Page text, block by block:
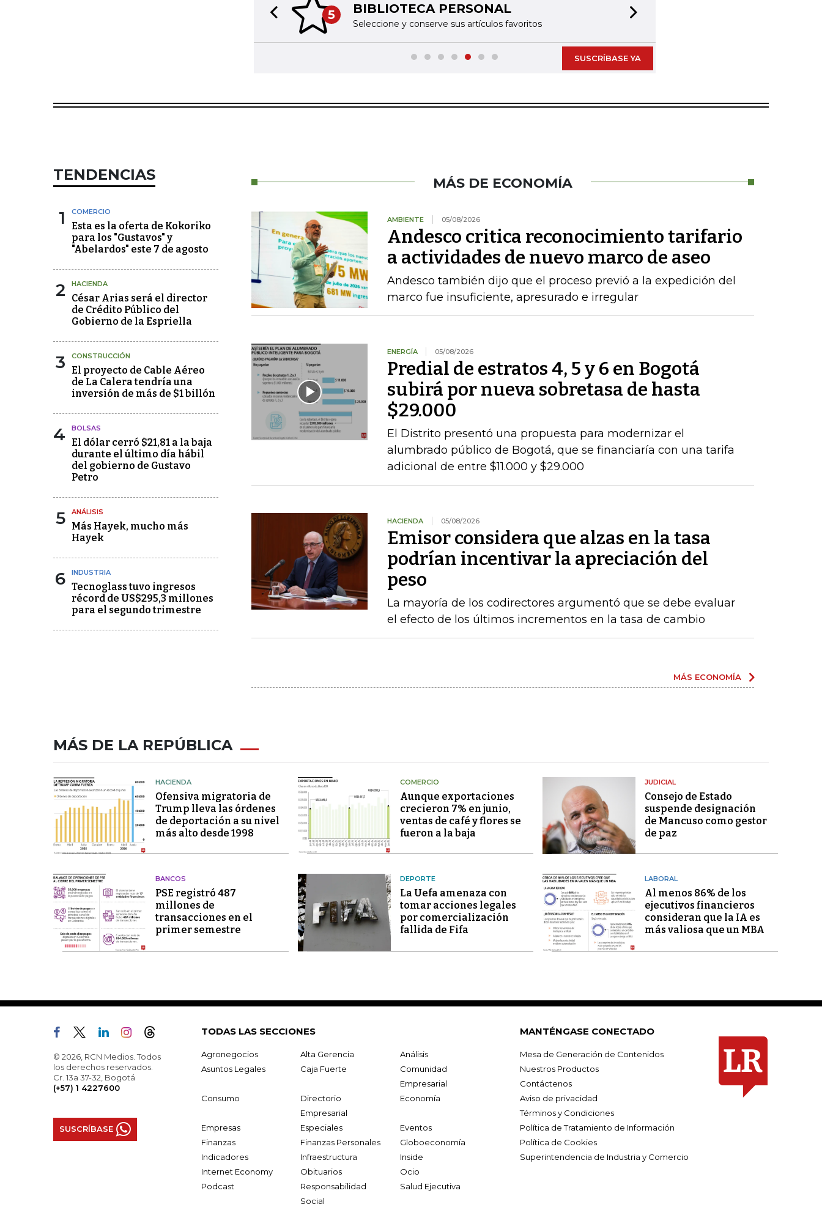
5 BIBLIOTECA PERSONAL
Seleccione y conserve sus artículos favoritos
Previous slide
SUSCRÍBASE YA
TENDENCIAS
1 COMERCIO
Esta es la oferta de Kokoriko
para los "Gustavos" y
"Abelardos" este 7 de agosto
2 HACIENDA
César Arias será el director
de Crédito Público del
Gobierno de la Espriella
3 CONSTRUCCIÓN
El proyecto de Cable Aéreo
de La Calera tendría una
inversión de más de $1 billón
4 BOLSAS
El dólar cerró $21,81 a la baja
durante el último día hábil
del gobierno de Gustavo
Petro
5 ANÁLISIS
Más Hayek, mucho más
Hayek
6 INDUSTRIA
Tecnoglass tuvo ingresos
récord de US$295,3 millones
para el segundo trimestre
MÁS DE ECONOMÍA
AMBIENTE 05/08/2026
Andesco critica reconocimiento tarifario
a actividades de nuevo marco de aseo
Andesco también dijo que el proceso previó a la expedición del
marco fue insuficiente, apresurado e irregular
ENERGÍA 05/08/2026
Predial de estratos 4, 5 y 6 en Bogotá
subirá por nueva sobretasa de hasta
$29.000
El Distrito presentó una propuesta para modernizar el
alumbrado público de Bogotá, que se financiaría con una tarifa
adicional de entre $11.000 y $29.000
HACIENDA 05/08/2026
Emisor considera que alzas en la tasa
podrían incentivar la apreciación del
peso
La mayoría de los codirectores argumentó que se debe evaluar
el efecto de los últimos incrementos en la tasa de cambio
MÁS ECONOMÍA
MÁS DE LA REPÚBLICA
HACIENDA
Ofensiva migratoria de
Trump lleva las órdenes
de deportación a su nivel
más alto desde 1998
COMERCIO
Aunque exportaciones
crecieron 7% en junio,
ventas de café y flores se
fueron a la baja
JUDICIAL
Consejo de Estado
suspende designación
de Mancuso como gestor
de paz
BANCOS
PSE registró 487
millones de
transacciones en el
primer semestre
DEPORTE
La Uefa amenaza con
tomar acciones legales
por comercialización
fallida de Fifa
LABORAL
Al menos 86% de los
ejecutivos financieros
consideran que la IA es
más valiosa que un MBA
© 2026, RCN Medios. Todos
los derechos reservados.
Cr. 13a 37-32, Bogotá
(+57) 1 4227600
SUSCRÍBASE
TODAS LAS SECCIONES
Agronegocios Alta Gerencia
Análisis
Asuntos Legales
Caja Fuerte
Comunidad
Empresarial
Consumo
Directorio
Empresarial
Economía
Empresas Especiales
Eventos
Finanzas
Finanzas Personales
Globoeconomía
Indicadores
Infraestructura
Inside
Internet Economy
Obituarios
Ocio
Podcast
Responsabilidad
Social
Salud Ejecutiva
MANTÉNGASE CONECTADO
Mesa de Generación de Contenidos
Nuestros Productos
Contáctenos
Aviso de privacidad
Términos y Condiciones
Política de Tratamiento de Información
Política de Cookies
Superintendencia de Industria y Comercio